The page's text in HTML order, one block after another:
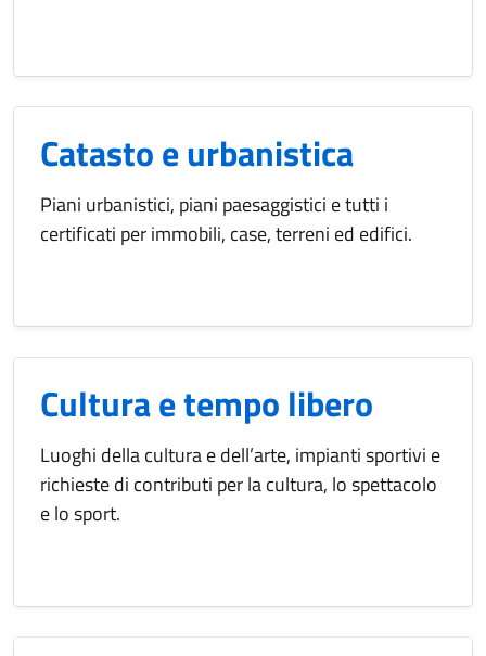
Catasto e urbanistica
Piani urbanistici, piani paesaggistici e tutti i
certificati per immobili, case, terreni ed edifici.
Cultura e tempo libero
Luoghi della cultura e dell’arte, impianti sportivi e
richieste di contributi per la cultura, lo spettacolo
e lo sport.